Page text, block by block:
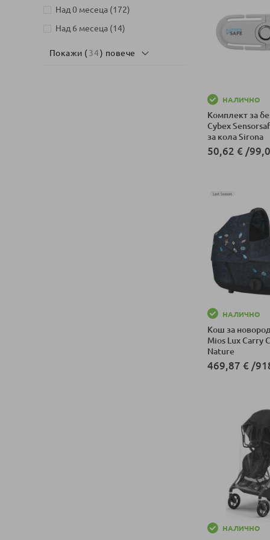
НАЛИЧНО
Комплект за
Cybex
за кола Sirona
50,62 € /
НАЛИЧНО
Кош за
Mios Lux Carry
Nature
469,87 € /
НАЛИЧНО
Над 0 месеца 172
артикули
Над 6 месеца 14
артикули
Покажи (34) повече